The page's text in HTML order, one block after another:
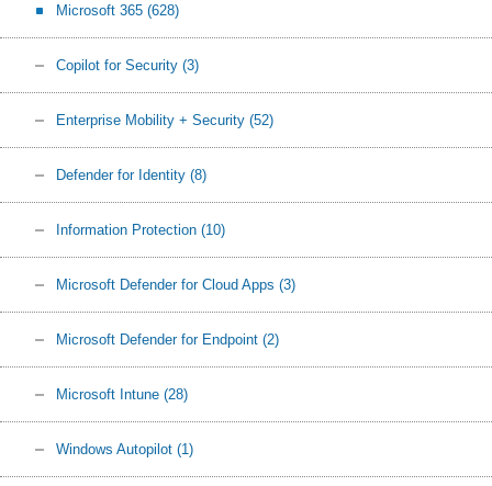
Microsoft 365 (628)
Copilot for Security (3)
Enterprise Mobility + Security (52)
Defender for Identity (8)
Information Protection (10)
Microsoft Defender for Cloud Apps (3)
Microsoft Defender for Endpoint (2)
Microsoft Intune (28)
Windows Autopilot (1)